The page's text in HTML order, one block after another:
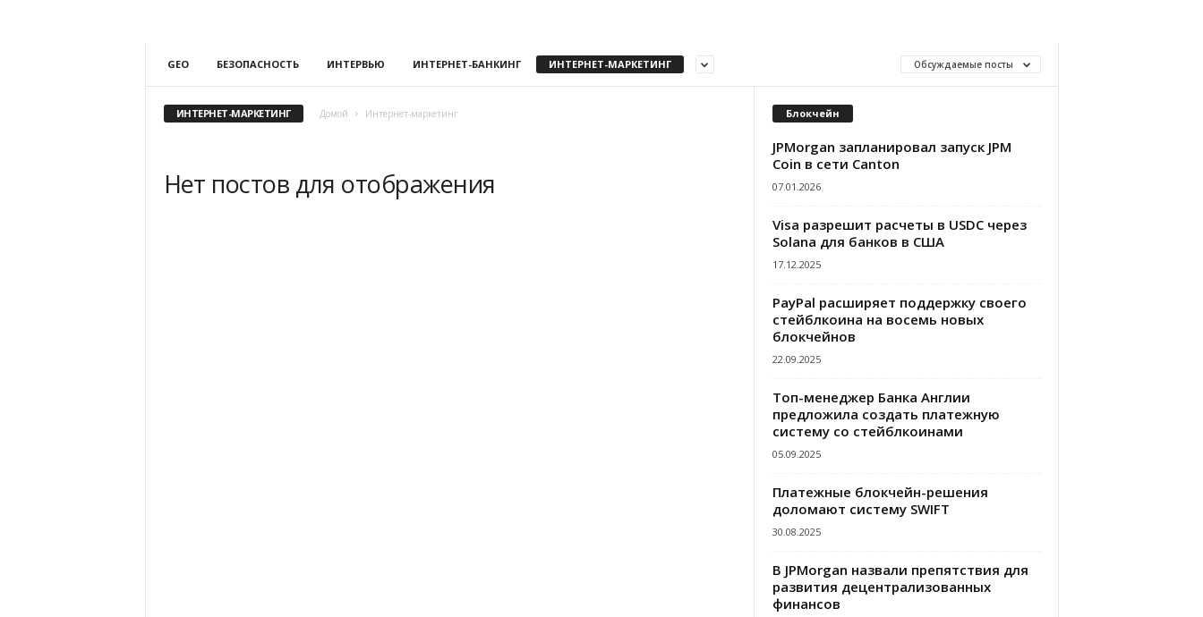
GEO БЕЗОПАСНОСТЬ ИНТЕРВЬЮ ИНТЕРНЕТ-БАНКИНГ ИНТЕРНЕТ-МАРКЕТИНГ Обсуждаемые посты
ИНТЕРНЕТ-МАРКЕТИНГ Домой Интернет-маркетинг
Нет постов для отображения
Блокчейн
JPMorgan запланировал запуск JPM
Coin в сети Canton
07.01.2026
Visa разрешит расчеты в USDC через
Solana для банков в США
17.12.2025
PayPal расширяет поддержку своего
стейблкоина на восемь новых
блокчейнов
22.09.2025
Топ-менеджер Банка Англии
предложила создать платежную
систему со стейблкоинами
05.09.2025
Платежные блокчейн-решения
доломают систему SWIFT
30.08.2025
В JPMorgan назвали препятствия для
развития децентрализованных
финансов